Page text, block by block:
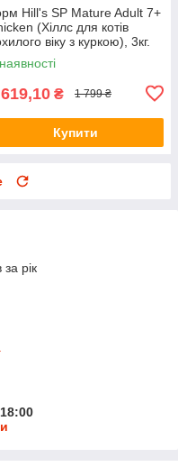
Hill's SP Mature Adult 7+
(Хіллс для котів
віку з куркою), 3кг.
₴ 1 799 ₴
Купити
рік